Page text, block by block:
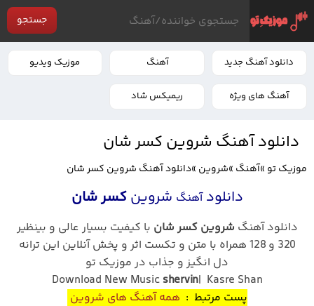
جستجو
دانلود آهنگ جدید آهنگ موزیک ویدیو
آهنگ های ویژه ریمیکس شاد
دانلود آهنگ شروین کسر شان
موزیک تو »آهنگ »شروین »دانلود آهنگ شروین کسر شان
دانلودآهنگ شروینکسر شان
دانلود آهنگ شروین کسر شان با کیفیت بسیار عالی و بینظیر
320 و 128 همراه با متن و تکست اثر و پخش آنلاین این ترانه
دل انگیز و جذاب در موزیک تو
Download New Music shervin| Kasre Shan
پست مرتبط : همه آهنگ های شروین